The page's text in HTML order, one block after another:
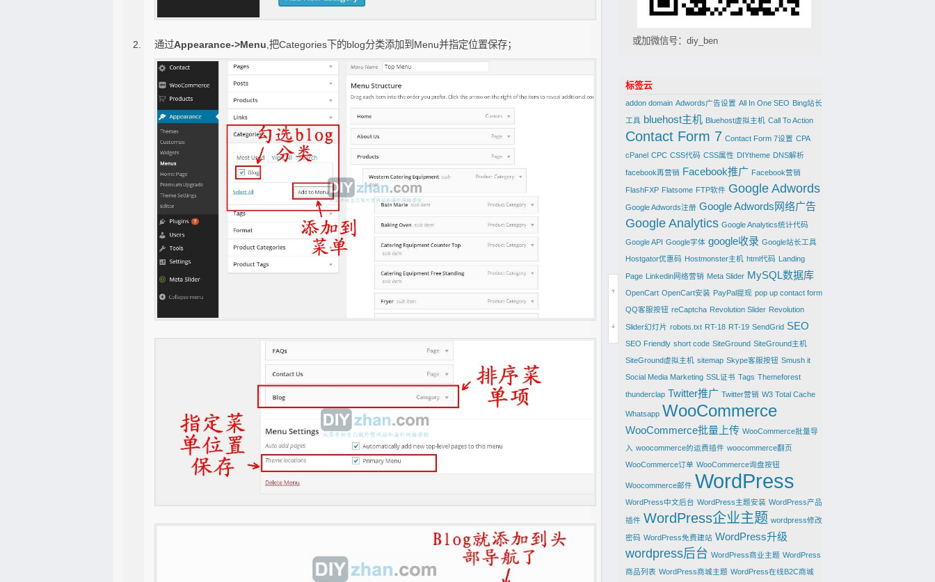
通过Appearance->Menu ,把Categories下的blog分类添加到Menu并指定位置保存； 或加微信号：diy_ben
标签云
addon domain Adwords广告设置 All In One SEO Bing站长
工具 bluehost主机 Bluehost虚拟主机 Call To Action
Contact Form 7 Contact Form 7设置 CPA
cPanel CPC CSS代码 CSS属性 DIYtheme DNS解析
facebook再营销 Facebook推广 Facebook营销
FlashFXP Flatsome FTP软件 Google Adwords
Google Adwords注册 Google Adwords网络广告
Google Analytics Google Analytics统计代码
Google API Google字体 google收录 Google站长工具
Hostgator优惠码 Hostmonster主机 html代码 Landing
Page Linkedin网络营销 Meta Slider MySQL数据库
OpenCart OpenCart安装 PayPal提现 pop up contact form
QQ客服按钮 reCaptcha Revolution Slider Revolution
Slider幻灯片 robots.txt RT-18 RT-19 SendGrid SEO
SEO Friendly short code SiteGround SiteGround主机
SiteGround虚拟主机 sitemap Skype客服按钮 Smush it
Social Media Marketing SSL证书 Tags Themeforest
thunderclap Twitter推广 Twitter营销 W3 Total Cache
Whatsapp WooCommerce
WooCommerce批量上传 WooCommerce批量导
入 woocommerce的运费插件 woocommerce翻页
WooCommerce订单 WooCommerce询盘按钮
Woocommerce邮件 WordPress
WordPress中文后台 WordPress主题安装 WordPress产品
插件 WordPress企业主题 wordpress修改
密码 WordPress免费建站 WordPress升级
wordpress后台 WordPress商业主题 WordPress
商品列表 WordPress商城主题 WordPress在线B2C商城